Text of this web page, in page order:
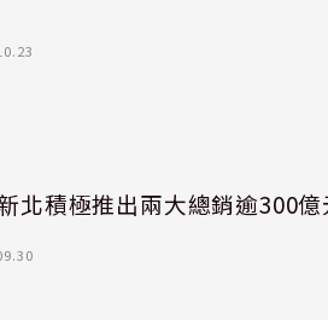
北積極推出兩大總銷逾300